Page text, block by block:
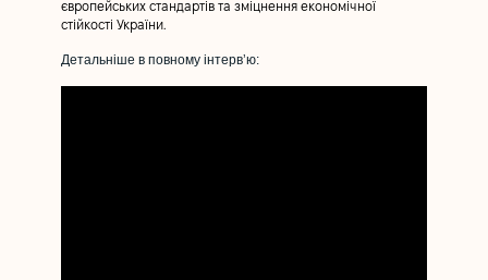
європейських стандартів та зміцнення економічної
стійкості України.
Детальніше в повному інтервʼю: